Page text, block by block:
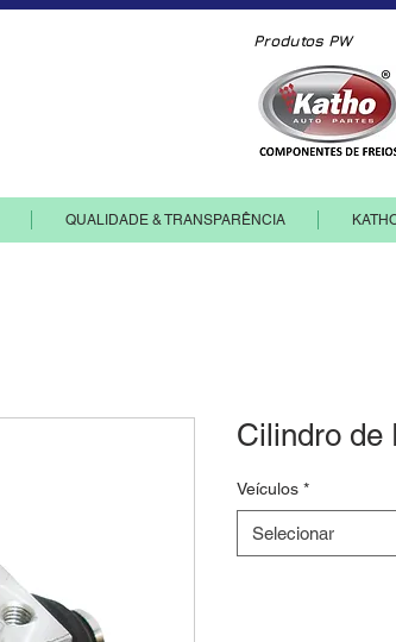
Produtos PW
QUALIDADE & TRANSPARÊNCIA
Cilindro de
Veículos *
Selecionar